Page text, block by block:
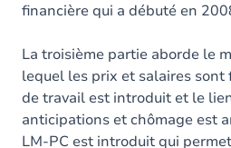
financière qui a débuté en
La troisième partie aborde le
lequel les prix et salaires sont
de travail est introduit et le
anticipations et chômage est
LM-PC est introduit qui